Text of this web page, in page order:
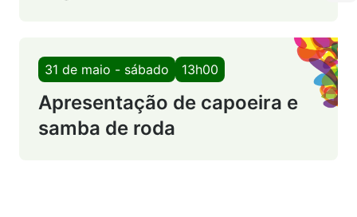
31 de maio - sábado 13h00
Apresentação de capoeira e
samba de roda